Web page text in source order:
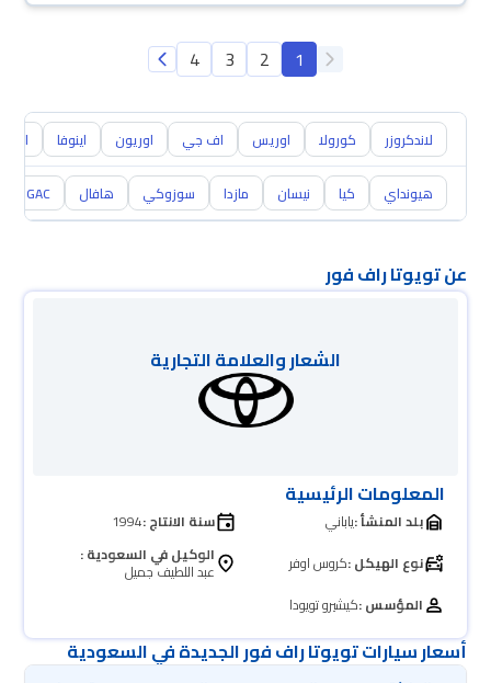
1
2
3
4
لاندكروزر كورولا اوريس اف جي اوريون اينوفا ايكو
هيونداي كيا نيسان مازدا سوزوكي هافال GAC
عن تويوتا راف فور
الشعار والعلامة التجارية
المعلومات الرئيسية
بلد المنشأ :ياباني سنة الانتاج :1994
نوع الهيكل :كروس اوفر الوكيل في السعودية :
عبد اللطيف جميل
المؤسس :كيشيرو تويودا
أسعار سيارات تويوتا راف فور الجديدة في السعودية